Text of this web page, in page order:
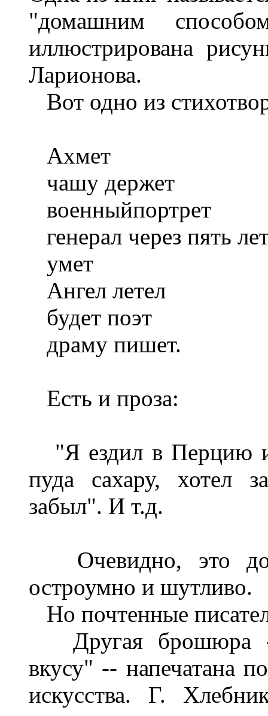
"домашним
иллюстрирована
Ларионова.
Вот одно из
Ахмет
чашу держет
военныйпортрет
генерал через пять
умет
Ангел летел
будет поэт
драму пишет.
Есть и проза:
"Я ездил в Перцию
пуда сахару, хотел
забыл". И т.д.
Очевидно, это
остроумно и шутливо.
Но почтенные
Другая брошюра
вкусу" -- напечатана
искусства. Г.